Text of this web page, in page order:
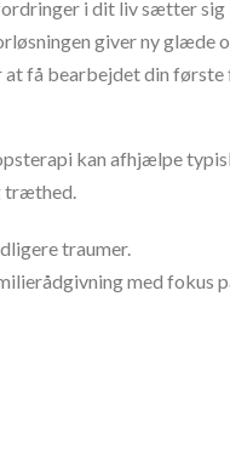
i dit liv sætter
giver ny glæde
få bearbejdet din
kan afhjælpe
træthed.
traumer.
med